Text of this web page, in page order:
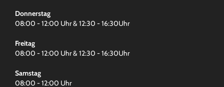
Donnerstag
08:00 - 12:00 Uhr & 12:30 - 16:30Uhr
Freitag
08:00 - 12:00 Uhr & 12:30 - 16:30Uhr
Samstag
08:00 - 12:00 Uhr